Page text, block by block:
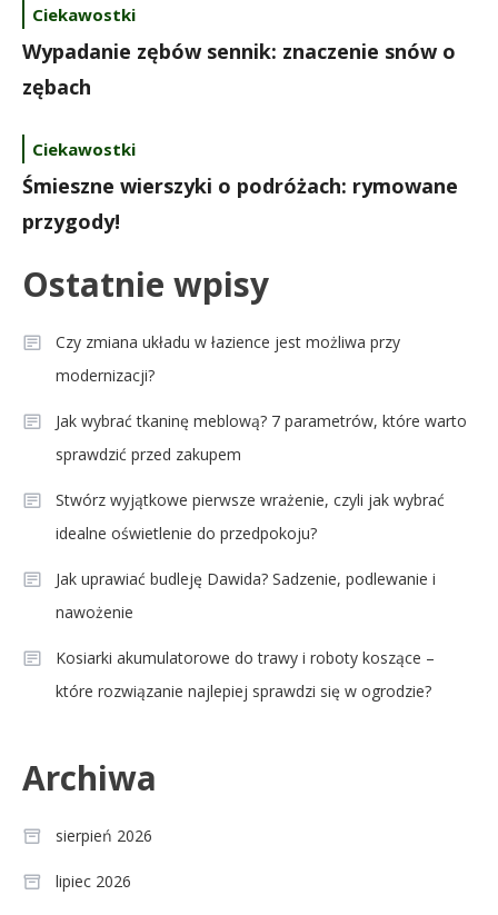
Ciekawostki
Wypadanie zębów sennik: znaczenie snów o
zębach
Ciekawostki
Śmieszne wierszyki o podróżach: rymowane
przygody!
Ostatnie wpisy
Czy zmiana układu w łazience jest możliwa przy
modernizacji?
Jak wybrać tkaninę meblową? 7 parametrów, które warto
sprawdzić przed zakupem
Stwórz wyjątkowe pierwsze wrażenie, czyli jak wybrać
idealne oświetlenie do przedpokoju?
Jak uprawiać budleję Dawida? Sadzenie, podlewanie i
nawożenie
Kosiarki akumulatorowe do trawy i roboty koszące –
które rozwiązanie najlepiej sprawdzi się w ogrodzie?
Archiwa
sierpień 2026
lipiec 2026